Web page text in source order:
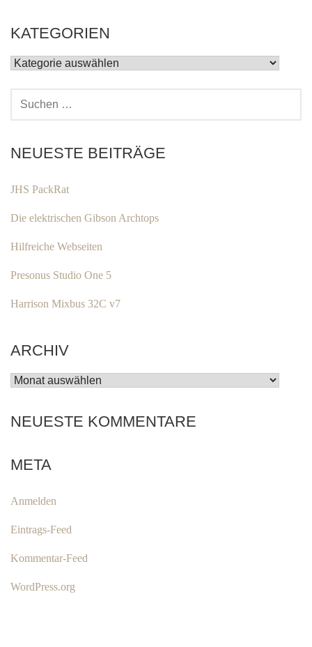
KATEGORIEN
KATEGORIEN
NEUESTE BEITRÄGE
JHS PackRat
Die elektrischen Gibson Archtops
Hilfreiche Webseiten
Presonus Studio One 5
Harrison Mixbus 32C v7
ARCHIV
ARCHIV
NEUESTE KOMMENTARE
META
Anmelden
Eintrags-Feed
Kommentar-Feed
WordPress.org